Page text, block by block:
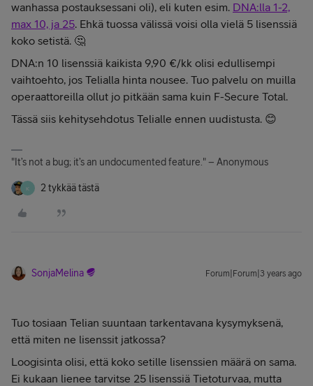
wanhassa postauksessani oli), eli kuten esim. DNA:lla 1-2,
max 10, ja 25. Ehkä tuossa välissä voisi olla vielä 5 lisenssiä
koko setistä. 🤔
DNA:n 10 lisenssiä kaikista 9,90 €/kk olisi edullisempi
vaihtoehto, jos Telialla hinta nousee. Tuo palvelu on muilla
operaattoreilla ollut jo pitkään sama kuin F-Secure Total.
Tässä siis kehitysehdotus Telialle ennen uudistusta. 😊
"It’s not a bug; it’s an undocumented feature." – Anonymous
K 2 tykkää tästä
SonjaMelina Forum|Forum|3 years ago
Tuo tosiaan Telian suuntaan tarkentavana kysymyksenä,
että miten ne lisenssit jatkossa?
Loogisinta olisi, että koko setille lisenssien määrä on sama.
Ei kukaan lienee tarvitse 25 lisenssiä Tietoturvaa, mutta